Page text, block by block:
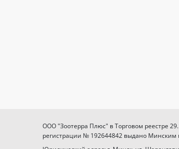
ООО "Зоотерра Плюс" в Торговом реестре
регистрации № 192644842 выдано Минским